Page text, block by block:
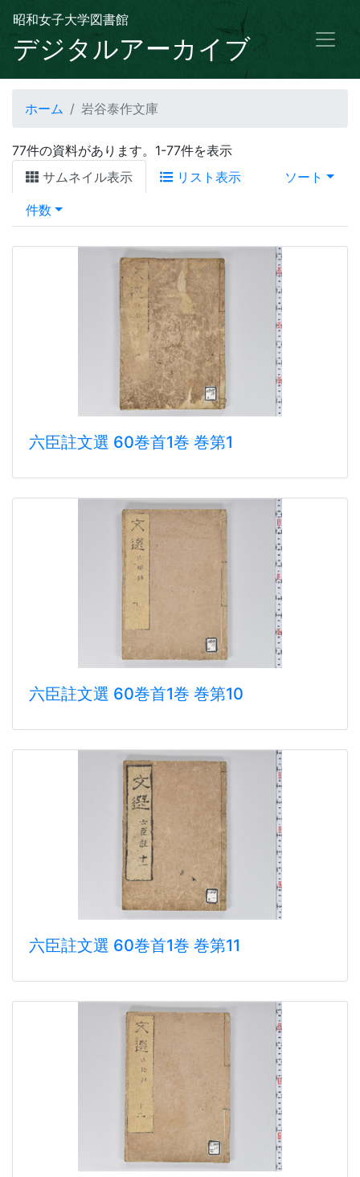
昭和女子大学図書館
デジタルアーカイブ
ホーム 岩谷泰作文庫
77件の資料があります。1-77件を表示
サムネイル表示
リスト表示 ソート
件数
六臣註文選 60巻首1巻 巻第1
六臣註文選 60巻首1巻 巻第10
六臣註文選 60巻首1巻 巻第11